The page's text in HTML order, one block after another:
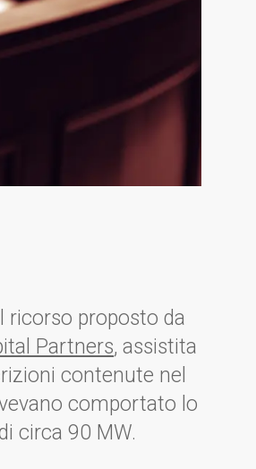
ricorso proposto da
Partners, assistita
contenute nel
comportato lo
circa 90 MW.